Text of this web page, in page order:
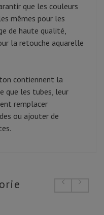
que les couleurs
mêmes pour les
de haute qualité,
la retouche aquarelle
contiennent la
que les tubes, leur
remplacer
ou ajouter de